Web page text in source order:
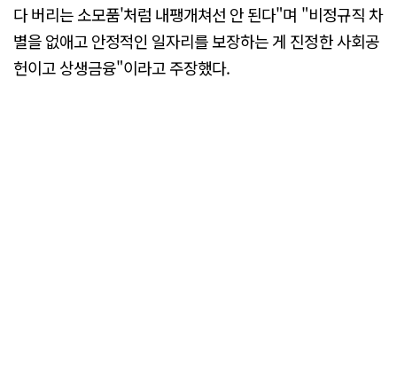
다 버리는 소모품'처럼 내팽개쳐선 안 된다"며 "비정규직 차
별을 없애고 안정적인 일자리를 보장하는 게 진정한 사회공
헌이고 상생금융"이라고 주장했다.